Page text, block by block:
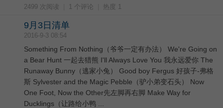
2499 次阅读 1 个评论 热度 1
9月3日清单
2016-9-3 08:54
Something From Nothing（爷爷一定有办法） We're Going on
a Bear Hunt 一起去猎熊 I'll Always Love You 我永远爱你 The
Runaway Bunny（逃家小兔） Good boy Fergus 好孩子-弗格
斯 Sylvester and the Magic Pebble（驴小弟变石头） Now
One Foot, Now the Other先左脚再右脚 Make Way for
Ducklings（让路给小鸭 ...